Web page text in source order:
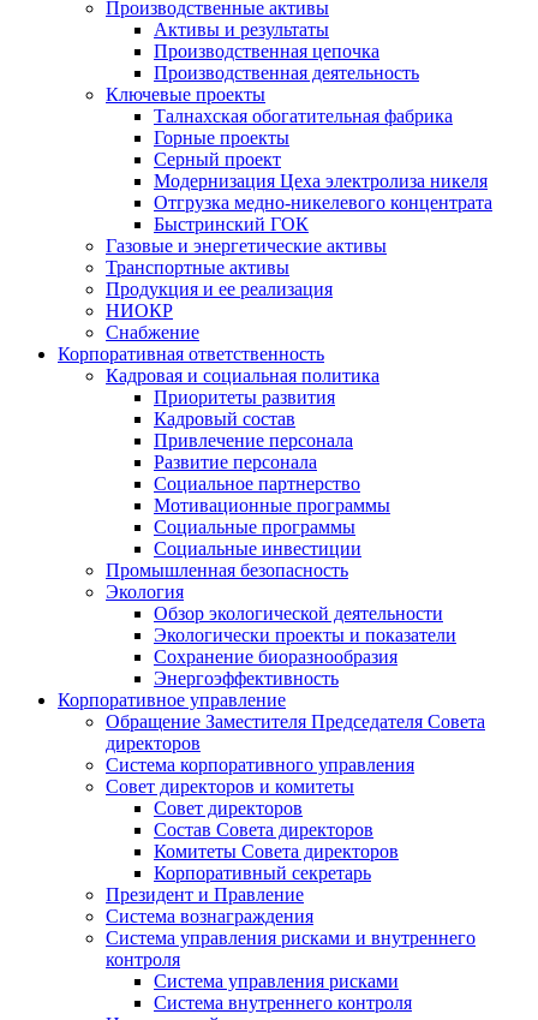
Производственные активы
Активы и результаты
Производственная цепочка
Производственная деятельность
Ключевые проекты
Талнахская обогатительная фабрика
Горные проекты
Серный проект
Модернизация Цеха электролиза никеля
Отгрузка медно-никелевого концентрата
Быстринский ГОК
Газовые и энергетические активы
Транспортные активы
Продукция и ее реализация
НИОКР
Снабжение
Корпоративная ответственность
Кадровая и социальная политика
Приоритеты развития
Кадровый состав
Привлечение персонала
Развитие персонала
Социальное партнерство
Мотивационные программы
Социальные программы
Социальные инвестиции
Промышленная безопасность
Экология
Обзор экологической деятельности
Экологически проекты и показатели
Сохранение биоразнообразия
Энергоэффективность
Корпоративное управление
Обращение Заместителя Председателя Совета
директоров
Система корпоративного управления
Совет директоров и комитеты
Совет директоров
Состав Совета директоров
Комитеты Совета директоров
Корпоративный секретарь
Президент и Правление
Система вознаграждения
Система управления рисками и внутреннего
контроля
Система управления рисками
Система внутреннего контроля